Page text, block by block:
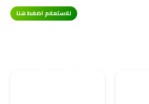
للاستعلام اضغط هنا